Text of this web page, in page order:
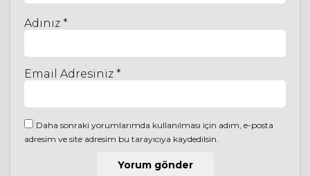
Adınız *
Email Adresiniz *
Daha sonraki yorumlarımda kullanılması için adım, e-posta
adresim ve site adresim bu tarayıcıya kaydedilsin.